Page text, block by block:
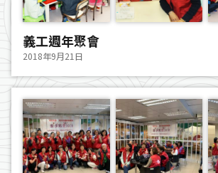
義工週年聚會
2018年9月21日